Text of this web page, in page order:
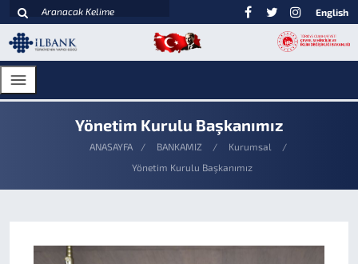
English
Yönetim Kurulu Başkanımız
ANASAYFA BANKAMIZ
Kurumsal
Yönetim Kurulu Başkanımız